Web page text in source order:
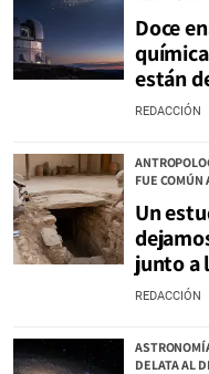
Doce
están
REDACCIÓN
FUE COMÚN
Un
junto a
REDACCIÓN
DELATA AL